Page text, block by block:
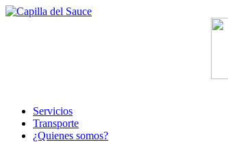
Servicios
Transporte
¿Quienes somos?